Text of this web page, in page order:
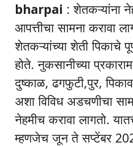
bharpai : शेतकऱ्यांना
आपत्तीचा सामना करावा
शेतकऱ्यांच्या शेती पिकाचे
होते. नुकसानीच्या
दुष्काळ, ढगफुटी,पुर,
अशा विविध अडचणीचा
नेहमीच करावा लागतो.
म्हणजेच जून ते सप्टेंबर